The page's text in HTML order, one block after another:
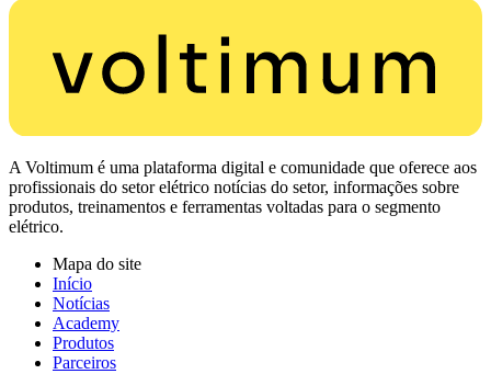
A Voltimum é uma plataforma digital e comunidade que oferece aos
profissionais do setor elétrico notícias do setor, informações sobre
produtos, treinamentos e ferramentas voltadas para o segmento
elétrico.
Mapa do site
Início
Notícias
Academy
Produtos
Parceiros